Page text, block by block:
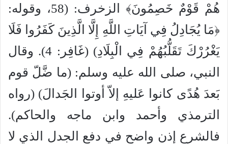
هُمْ قَوْمٌ خَصِمُونَ﴾ الزخرف: (58، وقوله:
﴿مَا يُجَادِلُ فِي آيَاتِ اللَّهِ إِلَّا الَّذِينَ كَفَرُوا فَلَا
يَغْرُرْكَ تَقَلُّبُهُمْ فِي الْبِلَادِ) (غَافِر: 4). وقال
النبي، صلى الله عليه وسلم: (ما ضَّلّ قوم
بَعدَ هُدًى كانوا عَليهِ إلاّ أوتوا الجَدالَ) (رواه
الترمذي وأحمد وابن ماجه والحاكم).
فالشرع إذن واضح في دفع الجدل الذي لا